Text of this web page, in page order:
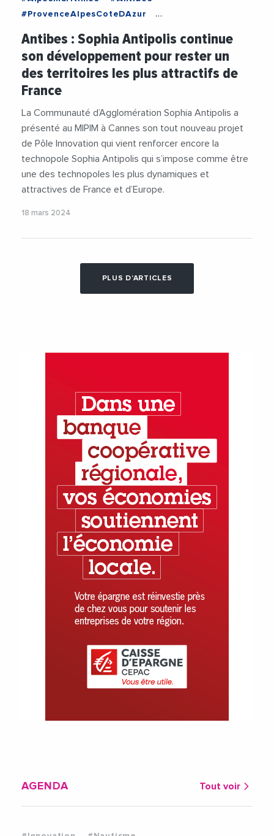
#ProvenceAlpesCoteDAzur
#Architecture
#Innovation
#JeanLeonetti
#MIPIM
#MIPIM2024
#Mobilite
#Recherche
#SophiaAntipolis
#Urbanisme
#Videos
Antibes : Sophia Antipolis continue
son développement pour rester un
des territoires les plus attractifs de
France
La Communauté d’Agglomération Sophia Antipolis a
présenté au MIPIM à Cannes son tout nouveau projet
de Pôle Innovation qui vient renforcer encore la
technopole Sophia Antipolis qui s’impose comme être
une des technopoles les plus dynamiques et
attractives de France et d’Europe.
18 mars 2024
PLUS D'ARTICLES
AGENDA Tout voir